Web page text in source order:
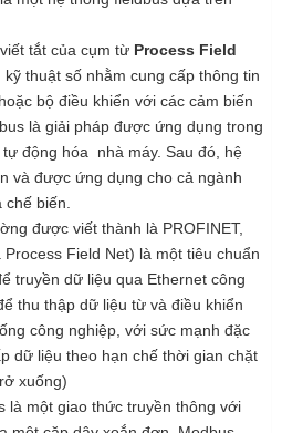
tắt của cụm từ Process Field
kỹ thuật số nhằm cung cấp thông tin
bộ điều khiển với các cảm biến
là giải pháp được ứng dụng trong
động hóa nhà máy. Sau đó, hệ
và được ứng dụng cho cả ngành
biến.
được viết thành là PROFINET,
Field Net) là một tiêu chuẩn
truyền dữ liệu qua Ethernet công
thu thập dữ liệu từ và điều khiển
công nghiệp, với sức mạnh đặc
dữ liệu theo hạn chế thời gian chặt
xuống)
là một giao thức truyền thông với